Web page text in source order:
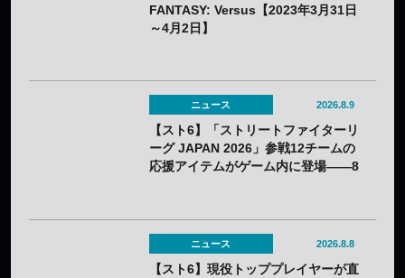
FANTASY: Versus【2023年3月31日
～4月2日】
ニュース 2026.8.9
【スト6】「ストリートファイターリ
ーグ JAPAN 2026」参戦12チームの
応援アイテムがゲーム内に登場——8
ニュース 2026.8.8
【スト6】現役トッププレイヤーが直